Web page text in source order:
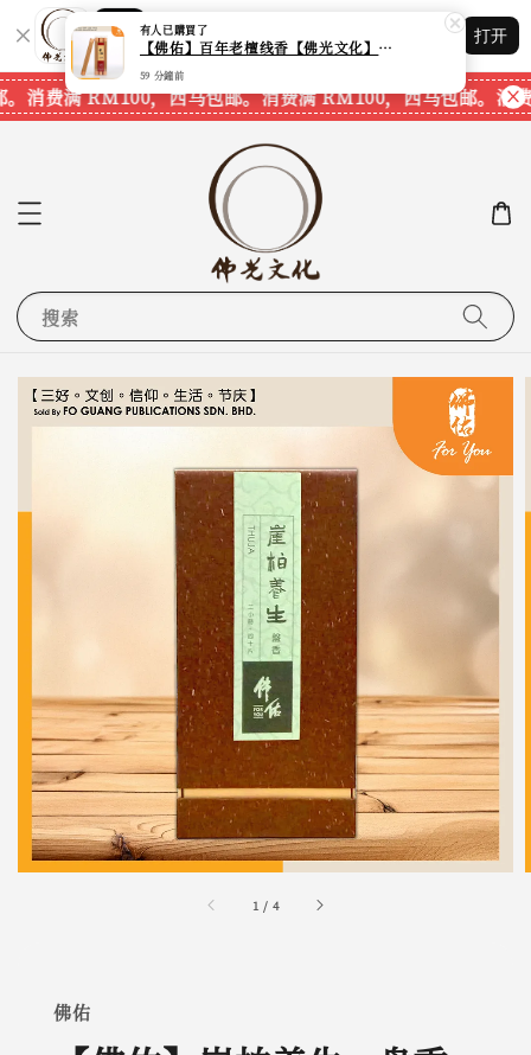
Shopping: 追踪您的订单
您信赖的商店
打开
消费满 RM100，西马包邮。消费满 RM100，西马包邮。 消
搜索
1 / 4
佛佑
有人已購買了
【佛佑】百年老檀线香【佛光文化】【现货速发】
59 分鐘前